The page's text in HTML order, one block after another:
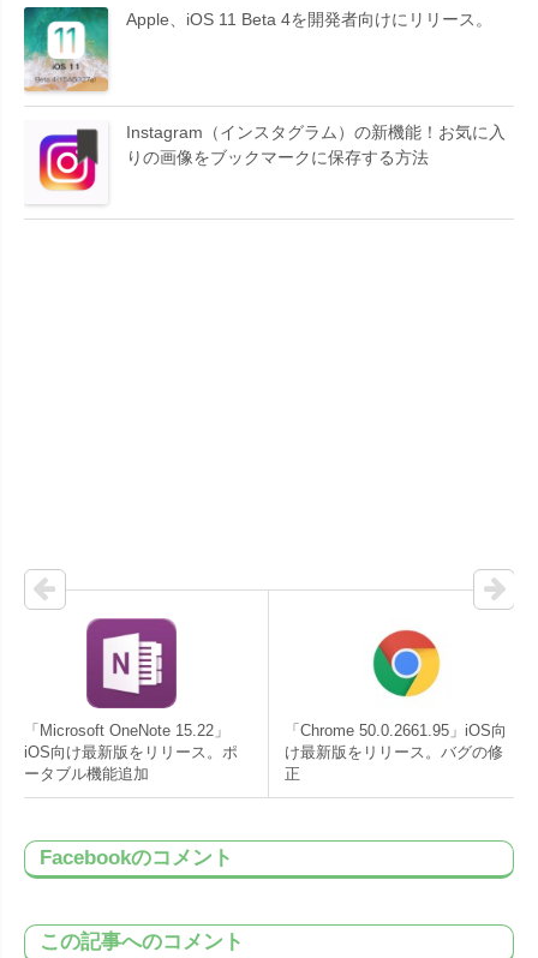
Apple、iOS 11 Beta 4を開発者向けにリリース。
Instagram（インスタグラム）の新機能！お気に入
りの画像をブックマークに保存する方法
「Microsoft OneNote 15.22」
iOS向け最新版をリリース。ポ
ータブル機能追加
「Chrome 50.0.2661.95」iOS向
け最新版をリリース。バグの修
正
Facebookのコメント
この記事へのコメント